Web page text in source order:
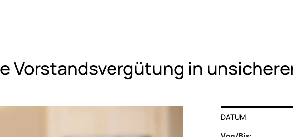
Vorstandsvergütung in
DATUM